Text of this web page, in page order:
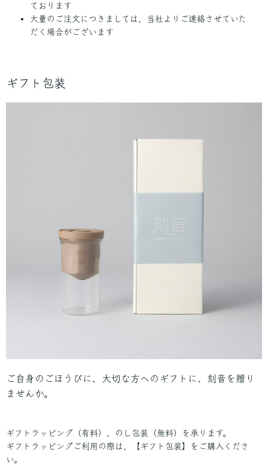
ております
大量のご注文につきましては、当社よりご連絡させていた
だく場合がございます
ギフト包装
ご自身のごほうびに、大切な方へのギフトに、刻音を贈り
ませんか。
ギフトラッピング（有料）、のし包装（無料）を承ります。
ギフトラッピングご利用の際は、【ギフト包装】をご購入くださ
い。